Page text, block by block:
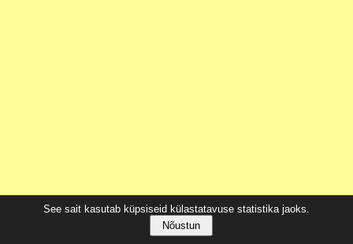
See sait kasutab küpsiseid külastatavuse statistika jaoks.
Nõustun